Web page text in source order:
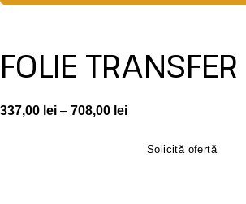
FOLIE TRANSFER
337,00 lei – 708,00 lei
Solicită ofertă